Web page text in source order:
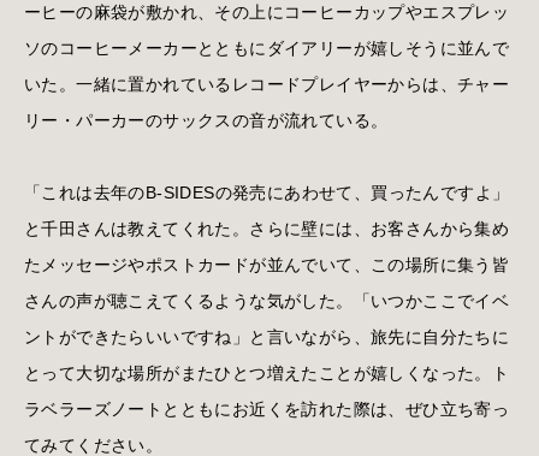
ーヒーの麻袋が敷かれ、その上にコーヒーカップやエスプレッ
ソのコーヒーメーカーとともにダイアリーが嬉しそうに並んで
いた。一緒に置かれているレコードプレイヤーからは、チャー
リー・パーカーのサックスの音が流れている。
「これは去年のB-SIDESの発売にあわせて、買ったんですよ」
と千田さんは教えてくれた。さらに壁には、お客さんから集め
たメッセージやポストカードが並んでいて、この場所に集う皆
さんの声が聴こえてくるような気がした。「いつかここでイベ
ントができたらいいですね」と言いながら、旅先に自分たちに
とって大切な場所がまたひとつ増えたことが嬉しくなった。ト
ラベラーズノートとともにお近くを訪れた際は、ぜひ立ち寄っ
てみてください。